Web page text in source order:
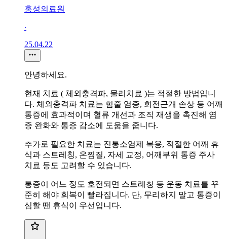
홍성의료원
∙
25.04.22
안녕하세요.
현재 치료 ( 체외충격파, 물리치료 )는 적절한 방법입니
다. 체외충격파 치료는 힘줄 염증, 회전근개 손상 등 어깨
통증에 효과적이며 혈류 개선과 조직 재생을 촉진해 염
증 완화와 통증 감소에 도움을 줍니다.
추가로 필요한 치료는 진통소염제 복용, 적절한 어깨 휴
식과 스트레칭, 온찜질, 자세 교정, 어깨부위 통증 주사
치료 등도 고려할 수 있습니다.
통증이 어느 정도 호전되면 스트레칭 등 운동 치료를 꾸
준히 해야 회복이 빨라집니다. 단, 무리하지 말고 통증이
심할 땐 휴식이 우선입니다.